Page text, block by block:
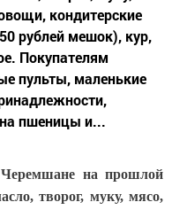
кондитерские
рублей мешок), кур,
Покупателям
пульты, маленькие
пшеницы и...
на прошлой
творог, муку, мясо,